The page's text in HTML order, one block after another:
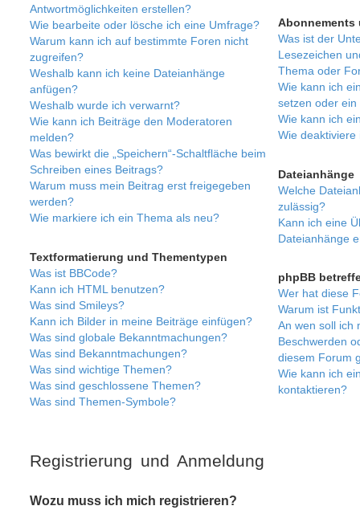
Antwortmöglichkeiten erstellen?
Wie bearbeite oder lösche ich eine Umfrage?
Warum kann ich auf bestimmte Foren nicht
zugreifen?
Weshalb kann ich keine Dateianhänge
anfügen?
Weshalb wurde ich verwarnt?
Wie kann ich Beiträge den Moderatoren
melden?
Was bewirkt die „Speichern“-Schaltfläche beim
Schreiben eines Beitrags?
Warum muss mein Beitrag erst freigegeben
werden?
Wie markiere ich ein Thema als neu?
Textformatierung und Thementypen
Was ist BBCode?
Kann ich HTML benutzen?
Was sind Smileys?
Kann ich Bilder in meine Beiträge einfügen?
Was sind globale Bekanntmachungen?
Was sind Bekanntmachungen?
Was sind wichtige Themen?
Was sind geschlossene Themen?
Was sind Themen-Symbole?
Abonnements
Was ist der
Lesezeichen
Thema oder
Wie kann ich
setzen oder
Wie kann ich
Wie deaktiviere
Dateianhänge
Welche
zulässig?
Kann ich eine
Dateianhänge
phpBB
Wer hat diese
Warum ist
An wen soll ich
Beschwerden
diesem Forum
Wie kann ich
kontaktieren?
Registrierung und Anmeldung
Wozu muss ich mich registrieren?